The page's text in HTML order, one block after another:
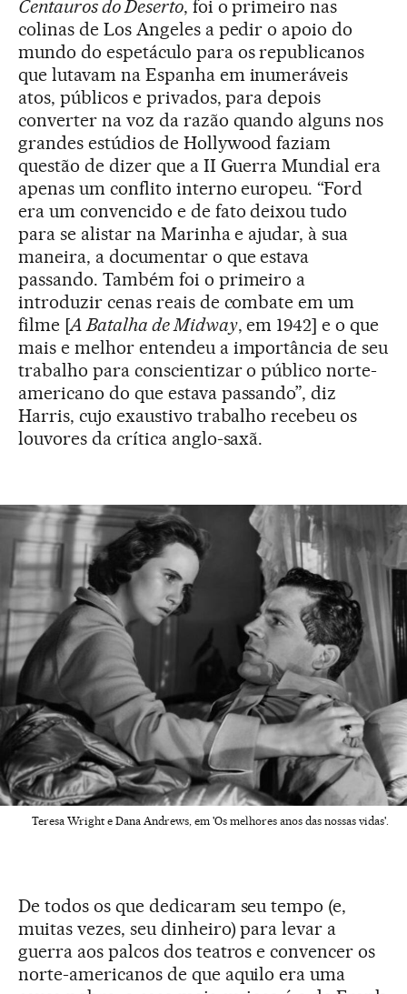
Centauros do Deserto, foi o primeiro nas
colinas de Los Angeles a pedir o apoio do
mundo do espetáculo para os republicanos
que lutavam na Espanha em inumeráveis
atos, públicos e privados, para depois
converter na voz da razão quando alguns nos
grandes estúdios de Hollywood faziam
questão de dizer que a II Guerra Mundial era
apenas um conflito interno europeu. “Ford
era um convencido e de fato deixou tudo
para se alistar na Marinha e ajudar, à sua
maneira, a documentar o que estava
passando. Também foi o primeiro a
introduzir cenas reais de combate em um
filme [A Batalha de Midway, em 1942] e o que
mais e melhor entendeu a importância de seu
trabalho para conscientizar o público norte-
americano do que estava passando”, diz
Harris, cujo exaustivo trabalho recebeu os
louvores da crítica anglo-saxã.
Teresa Wright e Dana Andrews, em 'Os melhores anos das nossas vidas'.
De todos os que dedicaram seu tempo (e,
muitas vezes, seu dinheiro) para levar a
guerra aos palcos dos teatros e convencer os
norte-americanos de que aquilo era uma